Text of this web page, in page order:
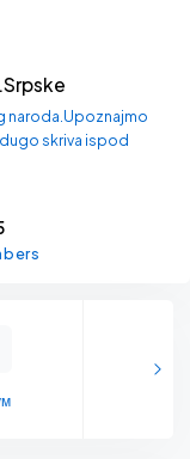
naroda.Upoznajmo
skriva ispod
svakodnevno